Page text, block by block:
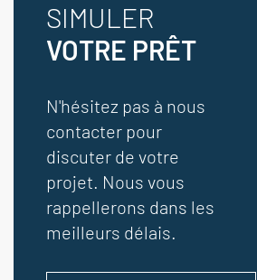
SIMULER
VOTRE PRÊT
N'hésitez pas à nous
contacter pour
discuter de votre
projet. Nous vous
rappellerons dans les
meilleurs délais.